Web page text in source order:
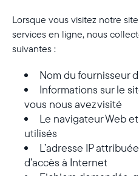
Lorsque vous visitez notre
services en ligne, nous
suivantes :
Nom du fournisseur
Informations sur le
vous nous avez visité
Le navigateur Web
utilisés
L’adresse IP
d’accès à Internet